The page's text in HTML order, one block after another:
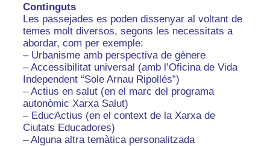
Continguts
Les passejades es poden dissenyar al voltant de
temes molt diversos, segons les necessitats a
abordar, com per exemple:
– Urbanisme amb perspectiva de gènere
– Accessibilitat universal (amb l’Oficina de Vida
Independent “Sole Arnau Ripollés”)
– Actius en salut (en el marc del programa
autonòmic Xarxa Salut)
– EducActius (en el context de la Xarxa de
Ciutats Educadores)
– Alguna altra temàtica personalitzada